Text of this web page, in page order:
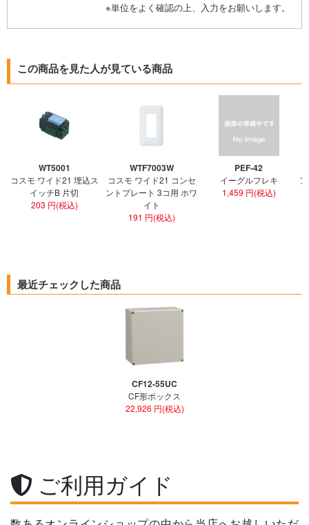
※単位をよく確認の上、入力をお願いします。
この商品を見た人が見ている商品
WT5001
コスモ ワイド21 埋込ス
イッチB 片切
203 円(税込)
WTF7003W
コスモ ワイド21 コンセ
ントプレート 3コ用 ホワ
イト
191 円(税込)
PEF-42
イーグルフレキ
1,459 円(税込)
最近チェックした商品
CF12-55UC
CF形ボックス
22,926 円(税込)
ご利用ガイド